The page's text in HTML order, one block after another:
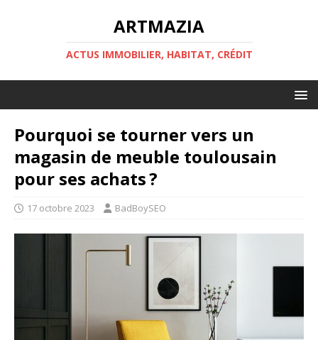
ARTMAZIA
ACTUS IMMOBILIER, HABITAT, CRÉDIT
Pourquoi se tourner vers un
magasin de meuble toulousain
pour ses achats ?
17 octobre 2023 BadBoySEO